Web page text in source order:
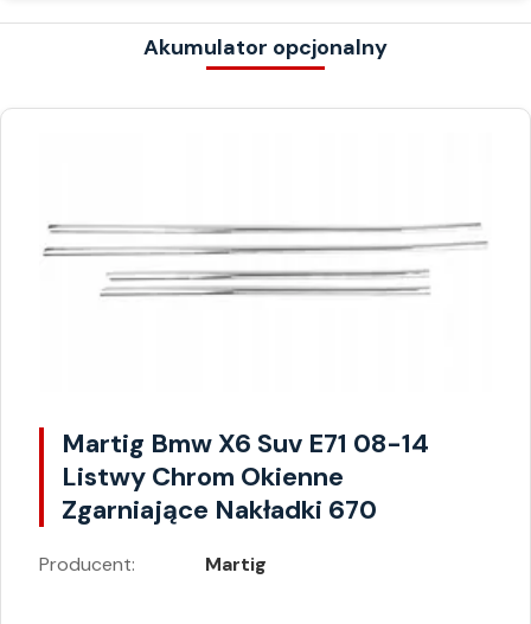
Akumulator opcjonalny
Martig Bmw X6 Suv E71 08-14
Listwy Chrom Okienne
Zgarniające Nakładki 670
Producent: Martig